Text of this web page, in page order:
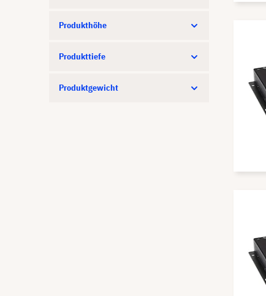
Produkthöhe
Produkttiefe
Produktgewicht